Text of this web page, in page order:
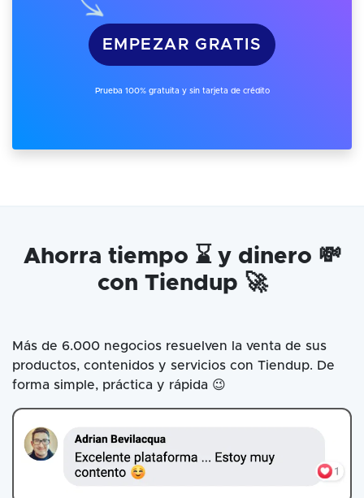
EMPEZAR GRATIS
Prueba 100% gratuita y sin tarjeta de crédito
Ahorra tiempo ⌛ y dinero 💸
con Tiendup 🚀
Más de 6.000 negocios resuelven la venta de sus
productos, contenidos y servicios con Tiendup. De
forma simple, práctica y rápida 😉